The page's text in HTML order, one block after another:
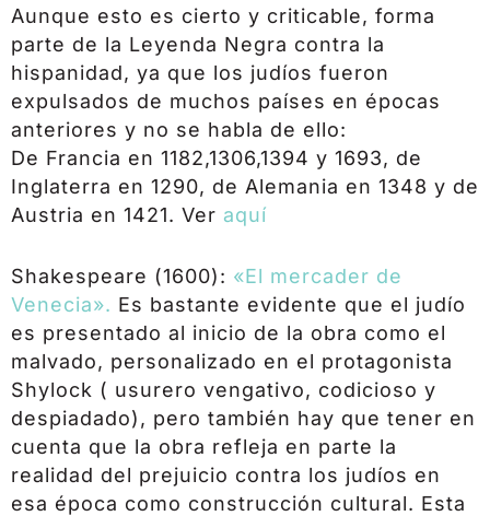
Aunque esto es cierto y criticable, forma
parte de la Leyenda Negra contra la
hispanidad, ya que los judíos fueron
expulsados de muchos países en épocas
anteriores y no se habla de ello:
De Francia en 1182,1306,1394 y 1693, de
Inglaterra en 1290, de Alemania en 1348 y de
Austria en 1421. Ver aquí
Shakespeare (1600): «El mercader de
Venecia». Es bastante evidente que el judío
es presentado al inicio de la obra como el
malvado, personalizado en el protagonista
Shylock ( usurero vengativo, codicioso y
despiadado), pero también hay que tener en
cuenta que la obra refleja en parte la
realidad del prejuicio contra los judíos en
esa época como construcción cultural. Esta